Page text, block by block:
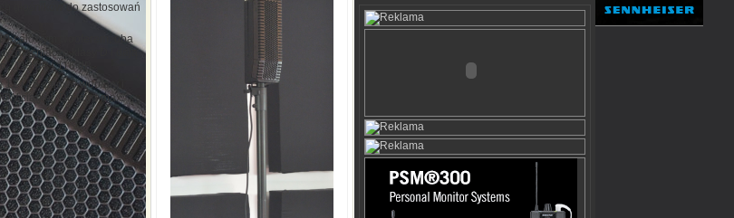
głośników do zastosowań
calowym wooferem, oba
klasy D i dają
113 dB i 116 dB.
i 15 calowe woofery i
ciągłej. Do tego max.